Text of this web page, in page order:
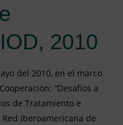
2010
del 2010, en el marco
“Desafíos a
de Tratamiento e
Iberoamericana de